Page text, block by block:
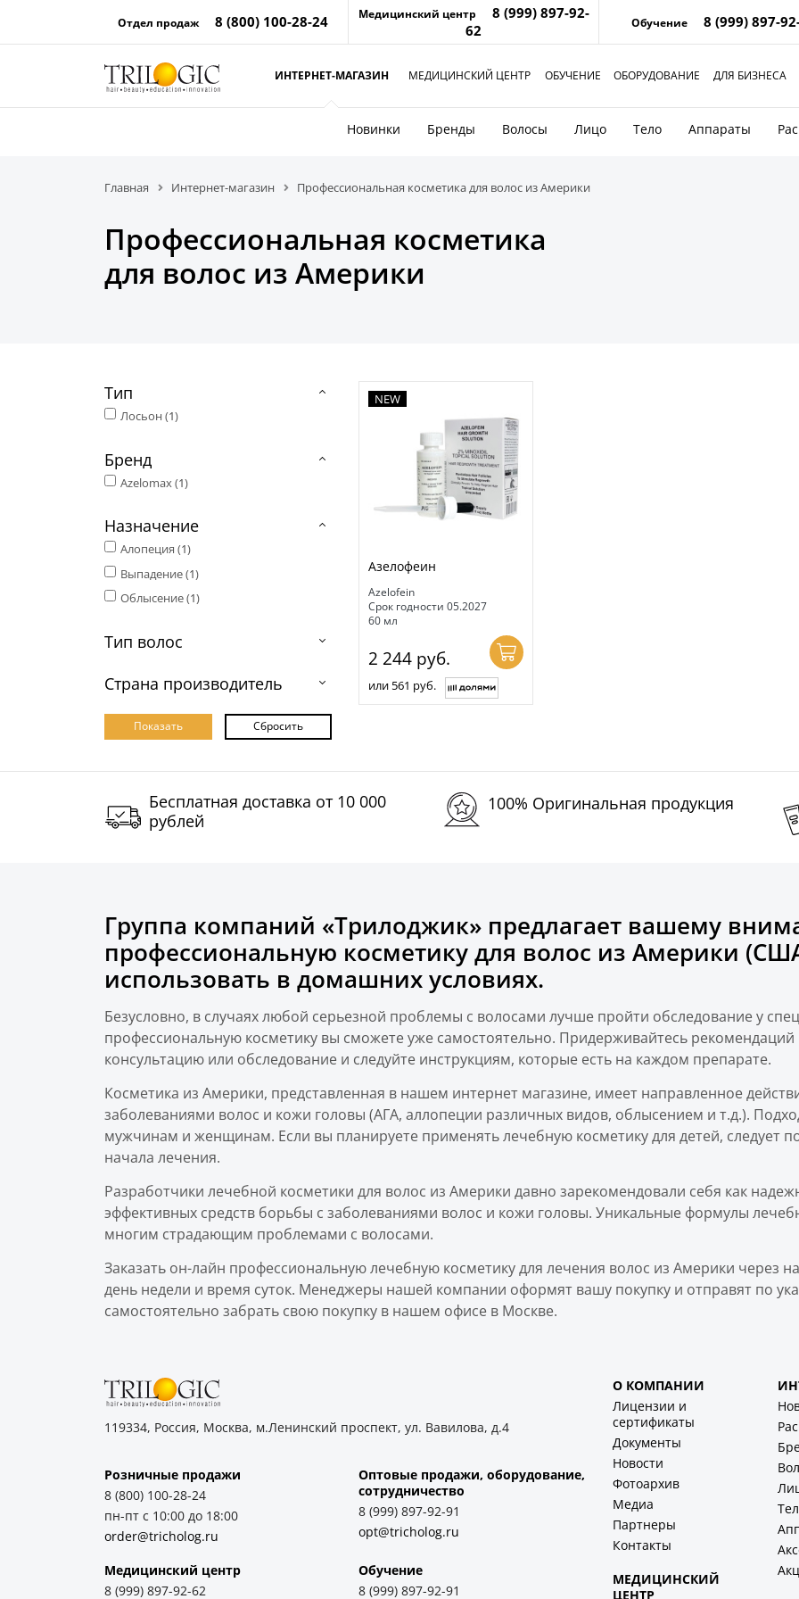
Отдел продаж 8 (800) 100-28-24 Медицинский центр
8 (999) 897-92-
62
Обучение 8 (999) 897-
ИНТЕРНЕТ-МАГАЗИН МЕДИЦИНСКИЙ ЦЕНТР ОБУЧЕНИЕ ОБОРУДОВАНИЕ ДЛЯ БИЗНЕСА
Новинки Бренды Волосы Лицо Тело Аппараты
Главная Интернет-магазин Профессиональная косметика для волос из Америки
Профессиональная косметика
для волос из Америки
Тип
Лосьон (1)
Бренд
Azelomax (1)
Назначение
Алопеция (1)
Выпадение (1)
Облысение (1)
Тип волос
Страна производитель
NEW
Азелофеин
Azelofein
Срок годности 05.2027
60 мл
2 244 руб.
или 561 руб.
Бесплатная доставка от 10 000
рублей
100% Оригинальная продукция
Группа компаний «Трилоджик» предлагает вашему
профессиональную косметику для волос из Америки
использовать в домашних условиях.
Безусловно, в случаях любой серьезной проблемы с волосами лучше пройти обследование у
профессиональную косметику вы сможете уже самостоятельно. Придерживайтесь
консультацию или обследование и следуйте инструкциям, которые есть на каждом препарате.
Косметика из Америки, представленная в нашем интернет магазине, имеет направленное
заболеваниями волос и кожи головы (АГА, аллопеции различных видов, облысением и т.д.).
мужчинам и женщинам. Если вы планируете применять лечебную косметику для детей, следует
начала лечения.
Разработчики лечебной косметики для волос из Америки давно зарекомендовали себя как
эффективных средств борьбы с заболеваниями волос и кожи головы. Уникальные формулы
многим страдающим проблемами с волосами.
Заказать он-лайн профессиональную лечебную косметику для лечения волос из Америки через
день недели и время суток. Менеджеры нашей компании оформят вашу покупку и отправят по
самостоятельно забрать свою покупку в нашем офисе в Москве.
119334, Россия, Москва, м.Ленинский проспект, ул. Вавилова, д.4
Розничные продажи
8 (800) 100-28-24
пн-пт с 10:00 до 18:00
order@tricholog.ru
Оптовые продажи, оборудование,
cотрудничество
8 (999) 897-92-91
opt@tricholog.ru
Медицинский центр
8 (999) 897-92-62
Обучение
8 (999) 897-92-91
О КОМПАНИИ
Лицензии и
сертификаты
Документы
Новости
Фотоархив
Медиа
Партнеры
Контакты
МЕДИЦИНСКИЙ
ЦЕНТР